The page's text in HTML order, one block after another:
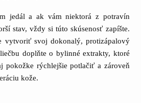
jedál a ak vám niektorá z potravín
stav, vždy si túto skúsenosť zapíšte.
vytvoriť svoj dokonalý, protizápalový
doplňte o bylinné extrakty, ktoré
pokožke rýchlejšie potlačiť a zároveň
kože.